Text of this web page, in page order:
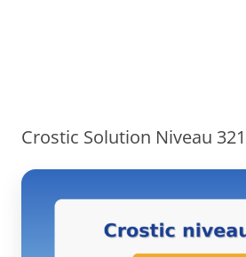
Crostic Solution Niveau 321